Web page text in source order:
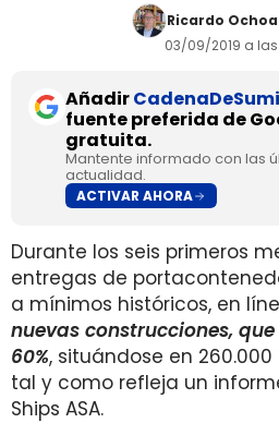
Ricardo
03/09/2019 a las
Añadir
fuente preferida de
gratuita.
Mantente informado con las
actualidad.
ACTIVAR AHORA
Durante los seis primeros
entregas de
a mínimos históricos, en
nuevas construcciones,
60%, situándose en
tal y como refleja un
Ships ASA.